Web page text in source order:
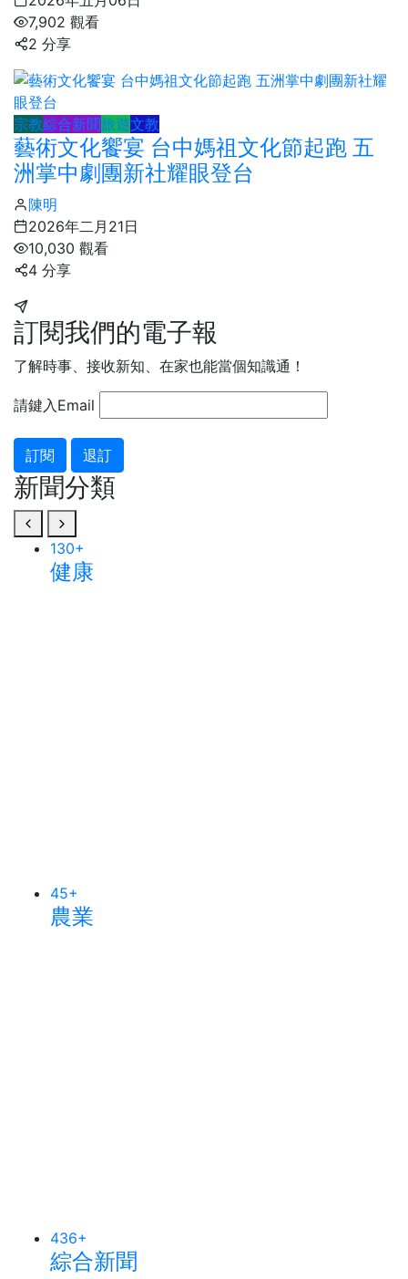
7,902 觀看
2 分享
宗教綜合新聞旅遊文教
藝術文化饗宴 台中媽祖文化節起跑 五
洲掌中劇團新社耀眼登台
陳明
2026年二月21日
10,030 觀看
4 分享
訂閱我們的電子報
了解時事、接收新知、在家也能當個知識通！
請鍵入Email
訂閱 退訂
新聞分類
130+
健康
45+
農業
436+
綜合新聞